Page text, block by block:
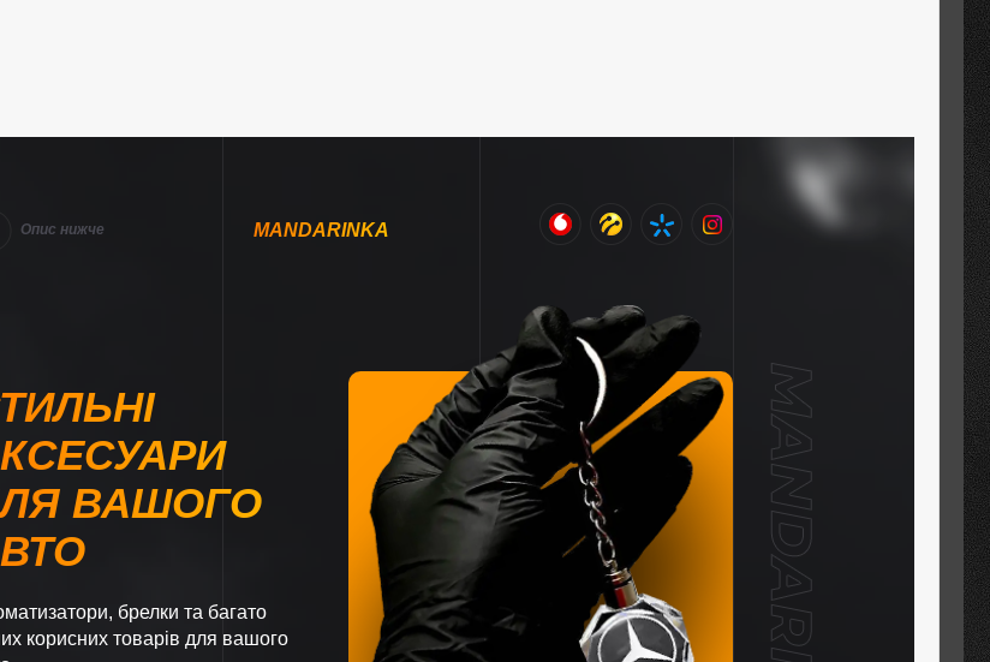
Опис нижче MANDARINKA
ВАШОГО
брелки та багато
корисних товарів для вашого